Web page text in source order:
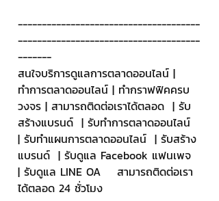
--------------------------------------
--------------------------------------
-------
สนใจบริการดูแลการตลาดออนไลน์ |
ทำการตลาดออนไลน์ | ทำกราฟฟิคครบ
วงจร | สามารถติดต่อเราได้ตลอด  | รับ
สร้างแบรนด์  | รับทำการตลาดออนไลน์
| รับทำแผนการตลาดออนไลน์  | รับสร้าง
แบรนด์  | รับดูแล Facebook แฟนเพจ
| รับดูแล LINE OA    สามารถติดต่อเรา
ได้ตลอด 24 ชั่วโมง